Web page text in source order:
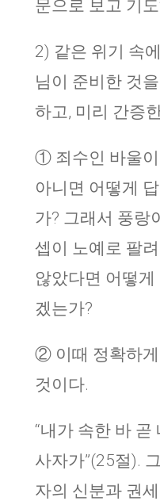
문으로 보고 기
2) 같은 위기 속
님이 준비한 것
하고, 미리 간증
① 죄수인 바울이
아니면 어떻게
가? 그래서 풍랑
셉이 노예로 팔
않았다면 어떻게
겠는가?
② 이때 정확하
것이다.
“내가 속한 바 곧
사자가”(25절).
자의 신분과 권